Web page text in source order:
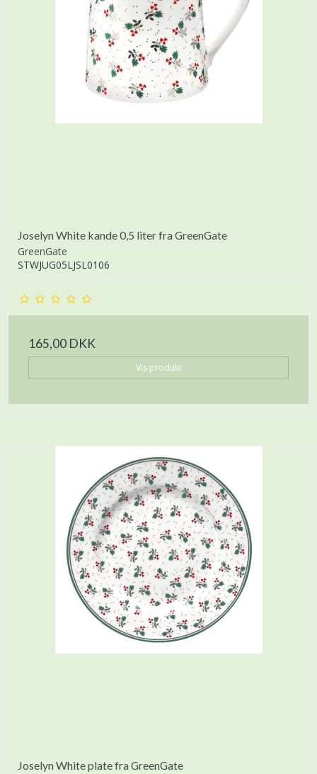
Joselyn White kande 0,5 liter fra GreenGate
GreenGate
STWJUG05LJSL0106
165,00 DKK
Vis produkt
Joselyn White plate fra GreenGate